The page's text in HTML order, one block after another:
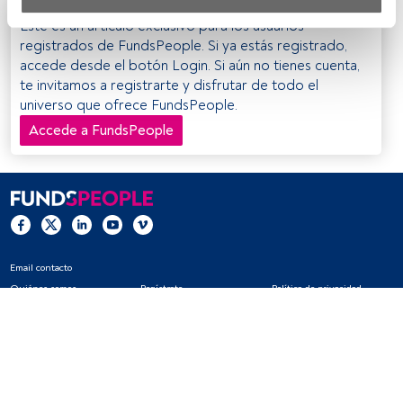
datos para proporcionar:
Utilizar datos de localización geográfica precisa. Analizar
activamente las características del dispositivo para su
identificación. Almacenar la información en un dispositivo
y/o acceder a ella.
Este es un artículo exclusivo para los usuarios
registrados de FundsPeople. Si ya estás registrado,
accede desde el botón Login. Si aún no tienes cuenta,
te invitamos a registrarte y disfrutar de todo el
universo que ofrece FundsPeople.
Accede a FundsPeople
Email contacto
Quiénes somos
Regístrate
Política de privacidad